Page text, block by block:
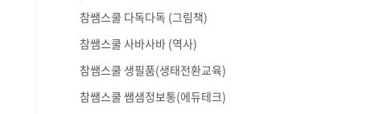
참쌤스쿨 다독다독 (그림책)
참쌤스쿨 사바사바 (역사)
참쌤스쿨 생필품(생태전환교육)
참쌤스쿨 쌤샘정보통(에듀테크)